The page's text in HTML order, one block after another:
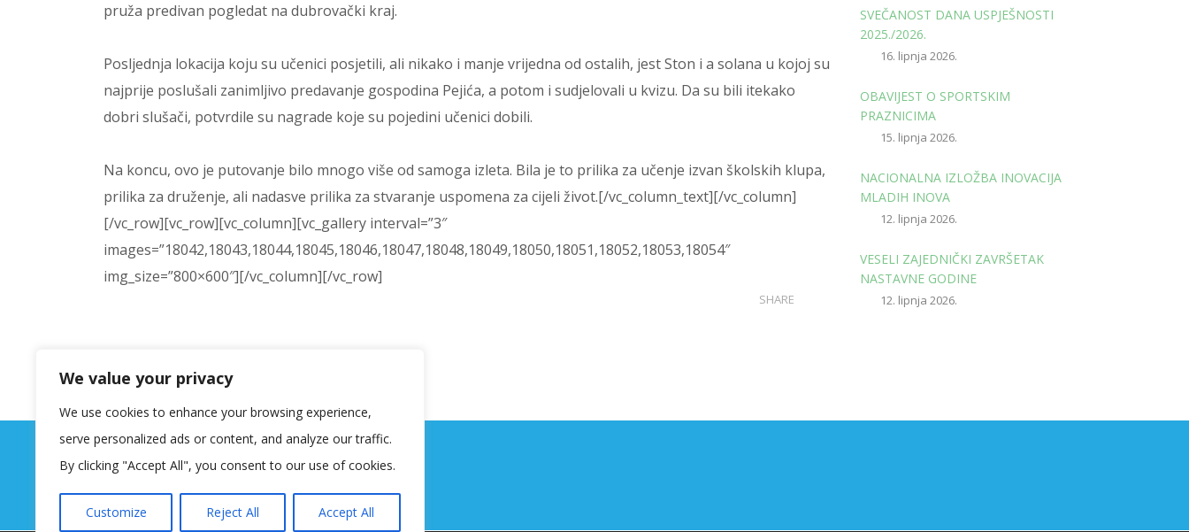
We value your privacy
We use cookies to enhance your browsing experience,
serve personalized ads or content, and analyze our traffic.
By clicking "Accept All", you consent to our use of cookies.
Customize Reject All Accept All
pruža predivan pogledat na dubrovački kraj.
Posljednja lokacija koju su učenici posjetili, ali nikako i manje vrijedna od ostalih, jest Ston i a solana u kojoj su
najprije poslušali zanimljivo predavanje gospodina Pejića, a potom i sudjelovali u kvizu. Da su bili itekako
dobri slušači, potvrdile su nagrade koje su pojedini učenici dobili.
Na koncu, ovo je putovanje bilo mnogo više od samoga izleta. Bila je to prilika za učenje izvan školskih klupa,
prilika za druženje, ali nadasve prilika za stvaranje uspomena za cijeli život.[/vc_column_text][/vc_column]
[/vc_row][vc_row][vc_column][vc_gallery interval=”3″
images=”18042,18043,18044,18045,18046,18047,18048,18049,18050,18051,18052,18053,18054″
img_size=”800×600″][/vc_column][/vc_row]
SHARE
SVEČANOST DANA USPJEŠNOSTI
2025./2026.
16. lipnja 2026.
OBAVIJEST O SPORTSKIM
PRAZNICIMA
15. lipnja 2026.
NACIONALNA IZLOŽBA INOVACIJA
MLADIH INOVA
12. lipnja 2026.
VESELI ZAJEDNIČKI ZAVRŠETAK
NASTAVNE GODINE
12. lipnja 2026.